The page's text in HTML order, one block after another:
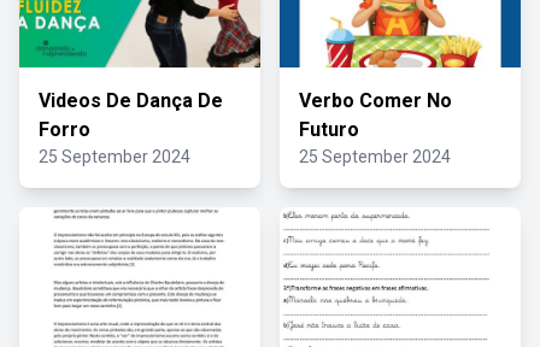
Videos De Dança De
Forro
25 September 2024
Verbo Comer No
Futuro
25 September 2024